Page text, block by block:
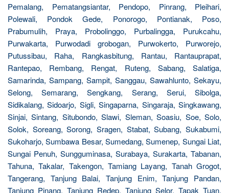
Pemalang, Pematangsiantar, Pendopo, Pinrang, Pleihari,
Polewali, Pondok Gede, Ponorogo, Pontianak, Poso,
Prabumulih, Praya, Probolinggo, Purbalingga, Purukcahu,
Purwakarta, Purwodadi grobogan, Purwokerto, Purworejo,
Putussibau, Raha, Rangkasbitung, Rantau, Rantauprapat,
Rantepao, Rembang, Rengat, Ruteng, Sabang, Salatiga,
Samarinda, Sampang, Sampit, Sanggau, Sawahlunto, Sekayu,
Selong, Semarang, Sengkang, Serang, Serui, Sibolga,
Sidikalang, Sidoarjo, Sigli, Singaparna, Singaraja, Singkawang,
Sinjai, Sintang, Situbondo, Slawi, Sleman, Soasiu, Soe, Solo,
Solok, Soreang, Sorong, Sragen, Stabat, Subang, Sukabumi,
Sukoharjo, Sumbawa Besar, Sumedang, Sumenep, Sungai Liat,
Sungai Penuh, Sungguminasa, Surabaya, Surakarta, Tabanan,
Tahuna, Takalar, Takengon, Tamiang Layang, Tanah Grogot,
Tangerang, Tanjung Balai, Tanjung Enim, Tanjung Pandan,
Tanjung Pinang, Tanjung Redep, Tanjung Selor, Tapak Tuan,